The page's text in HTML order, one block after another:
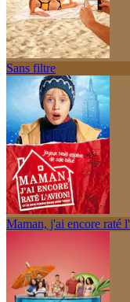
Sans filtre
Maman, j'ai encore raté